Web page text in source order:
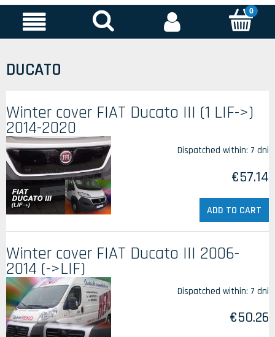
DUCATO
Winter cover FIAT Ducato III (1 LIF->)
2014-2020
Dispatched within: 7 dni
€57.14
ADD TO CART
Winter cover FIAT Ducato III 2006-
2014 (->LIF)
Dispatched within: 7 dni
€50.26